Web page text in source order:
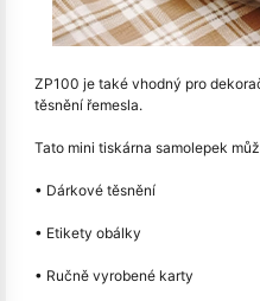
ZP100 je také vhodný pro
těsnění řemesla.
Tato mini tiskárna samolepek
• Dárkové těsnění
• Etikety obálky
• Ručně vyrobené karty